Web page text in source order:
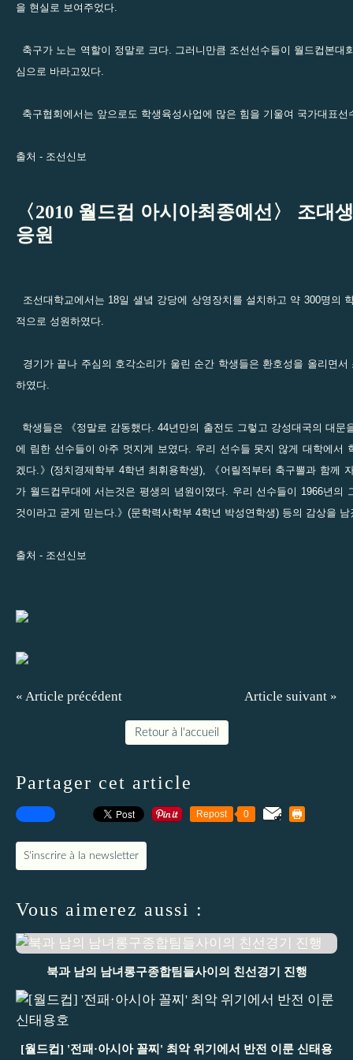
을 현실로 보여주었다.
축구가 노는 역할이 정말로 크다. 그러니만큼 조선선수들이 월드컵본대
심으로 바라고있다.
축구협회에서는 앞으로도 학생육성사업에 많은 힘을 기울여 국가대표선
출처 - 조선신보
〈2010 월드컵 아시아최종예선〉 조대
응원
조선대학교에서는 18일 샐녘 강당에 상영장치를 설치하고 약 300명의
적으로 성원하였다.
경기가 끝나 주심의 호각소리가 울린 순간 학생들은 환호성을 올리면서
하였다.
학생들은 《정말로 감동했다. 44년만의 출전도 그렇고 강성대국의 대문
에 림한 선수들이 아주 멋지게 보였다. 우리 선수들 못지 않게 대학에서
겠다.》(정치경제학부 4학년 최휘용학생), 《어릴적부터 축구뽈과 함께
가 월드컵무대에 서는것은 평생의 념원이였다. 우리 선수들이 1966년의
것이라고 굳게 믿는다.》(문학력사학부 4학년 박성연학생) 등의 감상을 남
출처 - 조선신보
« Article précédent Article suivant »
Retour à l'accueil
Partager cet article
Repost 0
S'inscrire à la newsletter
Vous aimerez aussi :
북과 남의 남녀롱구종합팀들사이의 친선경기 진행
[월드컵] '전패·아시아 꼴찌' 최악 위기에서 반전 이룬 신태용